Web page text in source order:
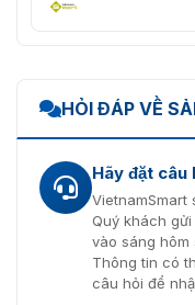
Dung lượng thẻ
RS-485
Đầu vào báo động
Đầu ra báo động
Công suất đầu ra
HỎI ĐÁP VỀ
Hãy đặt
VietnamSmart
Quý khách
vào sáng hôm
Thông tin có
câu hỏi để